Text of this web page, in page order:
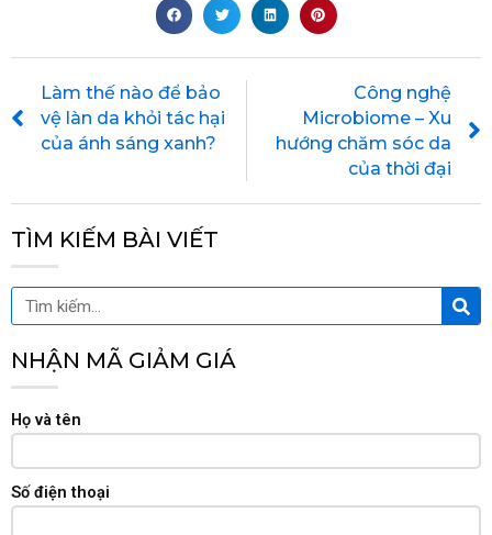
Prev
Làm thế nào để bảo
vệ làn da khỏi tác hại
của ánh sáng xanh?
Công nghệ
Microbiome – Xu
hướng chăm sóc da
của thời đại
TÌM KIẾM BÀI VIẾT
Tìm
kiếm
Tìm
NHẬN MÃ GIẢM GIÁ
Họ và tên
Số điện thoại